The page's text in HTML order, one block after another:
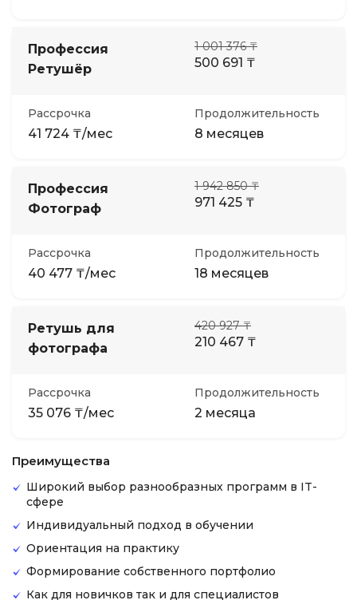
Профессия
Ретушёр
1 001 376 ₸
500 691 ₸
Рассрочка
41 724 ₸/мес
Продолжительность
8 месяцев
Профессия
Фотограф
1 942 850 ₸
971 425 ₸
Рассрочка
40 477 ₸/мес
Продолжительность
18 месяцев
Ретушь для
фотографа
420 927 ₸
210 467 ₸
Рассрочка
35 076 ₸/мес
Продолжительность
2 месяца
Преимущества
Широкий выбор разнообразных программ в IT-
сфере
Индивидуальный подход в обучении
Ориентация на практику
Формирование собственного портфолио
Как для новичков так и для специалистов